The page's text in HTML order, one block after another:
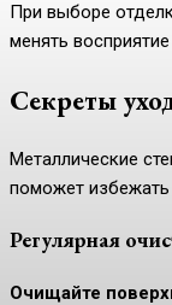
При выборе
менять
Секреты
Металлические
поможет избежать
Регулярная
Очищайте